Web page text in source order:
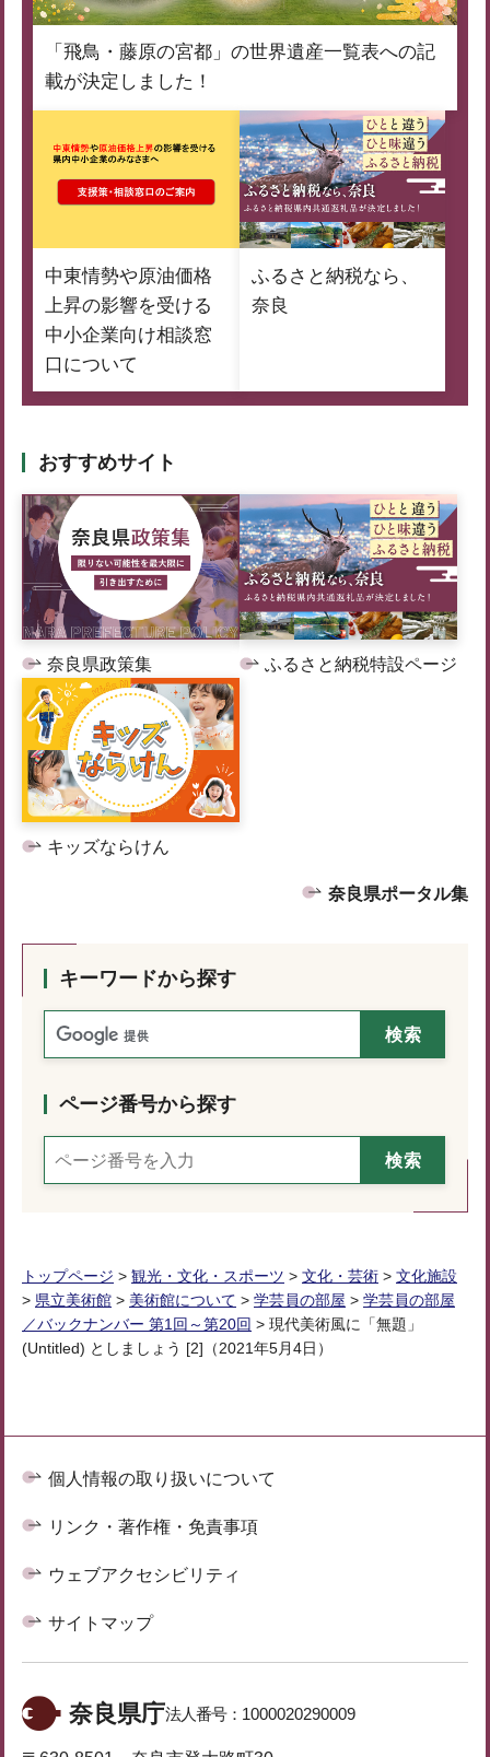
「飛鳥・藤原の宮都」の世界遺産一覧表への記
載が決定しました！
中東情勢や原油価格
上昇の影響を受ける
中小企業向け相談窓
口について
ふるさと納税なら、
奈良
おすすめサイト
奈良県政策集 ふるさと納税特設ページ
キッズならけん
奈良県ポータル集
キーワードから探す
ページ番号から探す
トップページ > 観光・文化・スポーツ > 文化・芸術 > 文化施設
> 県立美術館 > 美術館について > 学芸員の部屋 > 学芸員の部屋
／バックナンバー 第1回～第20回 > 現代美術風に「無題」
(Untitled) としましょう [2]（2021年5月4日）
個人情報の取り扱いについて
リンク・著作権・免責事項
ウェブアクセシビリティ
サイトマップ
奈良県庁法人番号： 1000020290009